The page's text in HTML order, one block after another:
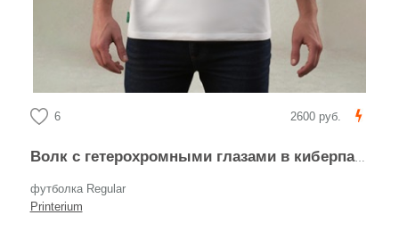
6 2600 руб.
Волк с гетерохромными глазами в киберпанк стиле
футболка Regular
Printerium